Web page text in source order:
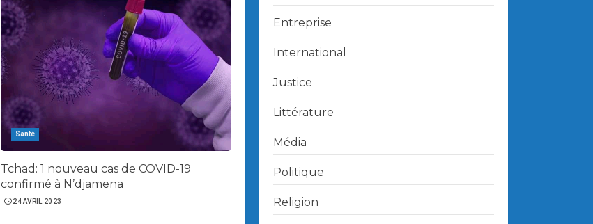
Santé
Tchad: 1 nouveau cas de COVID-19
confirmé à N’djamena
24 AVRIL 2023
Entreprise
International
Justice
Littérature
Média
Politique
Religion